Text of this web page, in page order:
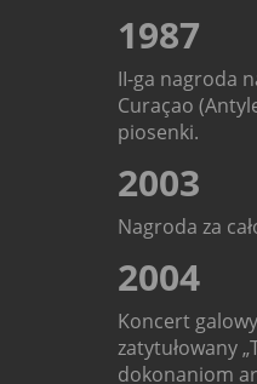
1987
II-ga nagroda
Curaçao
piosenki.
2003
Nagroda za
2004
Koncert
zatytułowany
dokonaniom